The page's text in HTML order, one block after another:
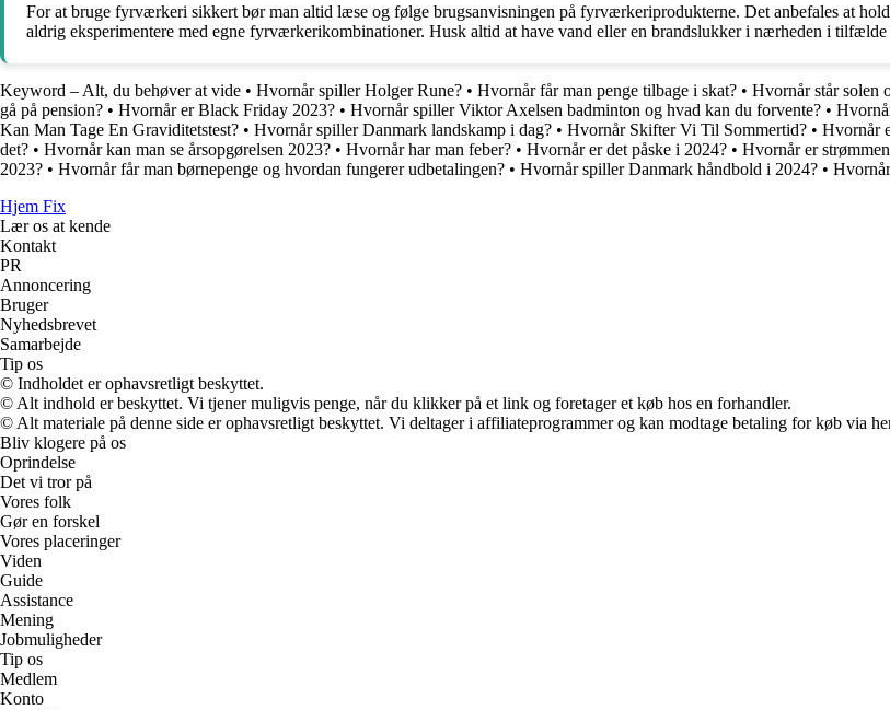
For at bruge fyrværkeri sikkert bør man altid læse og følge brugsanvisningen på fyrværkeriprodukterne. Det anbefales at
aldrig eksperimentere med egne fyrværkerikombinationer. Husk altid at have vand eller en brandslukker i nærheden i tilfælde
Keyword – Alt, du behøver at vide • Hvornår spiller Holger Rune? • Hvornår får man penge tilbage i skat? • Hvornår står solen
gå på pension? • Hvornår er Black Friday 2023? • Hvornår spiller Viktor Axelsen badminton og hvad kan du forvente? •
Kan Man Tage En Graviditetstest? • Hvornår spiller Danmark landskamp i dag? • Hvornår Skifter Vi Til Sommertid? • Hvornår
det? • Hvornår kan man se årsopgørelsen 2023? • Hvornår har man feber? • Hvornår er det påske i 2024? • Hvornår er
2023? • Hvornår får man børnepenge og hvordan fungerer udbetalingen? • Hvornår spiller Danmark håndbold i 2024? •
Hjem Fix
Lær os at kende
Kontakt
PR
Annoncering
Bruger
Nyhedsbrevet
Samarbejde
Tip os
© Indholdet er ophavsretligt beskyttet.
© Alt indhold er beskyttet. Vi tjener muligvis penge, når du klikker på et link og foretager et køb hos en forhandler.
© Alt materiale på denne side er ophavsretligt beskyttet. Vi deltager i affiliateprogrammer og kan modtage betaling for køb via
Bliv klogere på os
Oprindelse
Det vi tror på
Vores folk
Gør en forskel
Vores placeringer
Viden
Guide
Assistance
Mening
Jobmuligheder
Tip os
Medlem
Konto